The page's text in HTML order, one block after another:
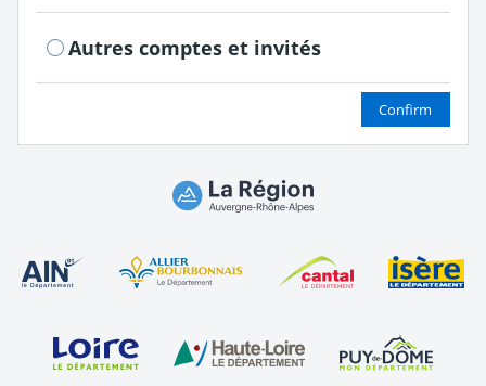
Autres comptes et invités